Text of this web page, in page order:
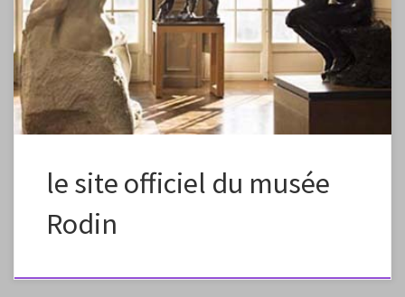
chronologie propose ici des jalons et des développements
biographiques susceptibles d’éclairer l’œuvre et la vie de l’artiste. Une
série de fiches éducatives permet également d’approfondir l’oeuvre de
Rodin par […]
le site officiel du musée
Rodin